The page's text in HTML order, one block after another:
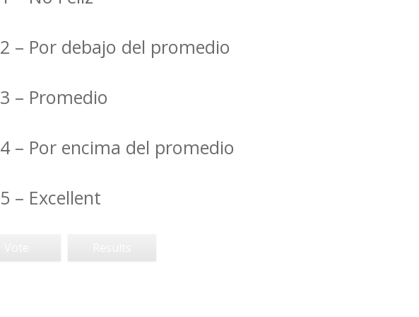
2 – Por debajo del promedio
3 – Promedio
4 – Por encima del promedio
5 – Excellent